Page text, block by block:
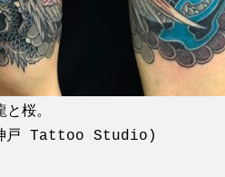
と桜。
戸 Tattoo Studio)